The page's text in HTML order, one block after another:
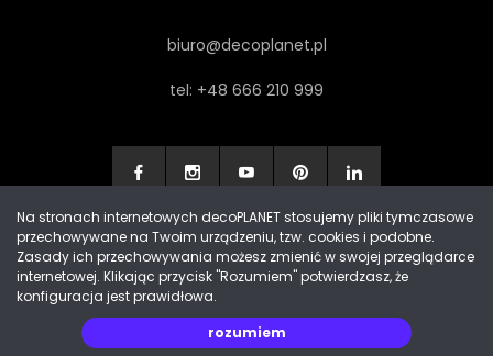
biuro@decoplanet.pl
tel: +48 666 210 999
Made with by Progres Media & decoPLANET
Na stronach internetowych decoPLANET stosujemy pliki tymczasowe
przechowywane na Twoim urządzeniu, tzw. cookies i podobne.
Zasady ich przechowywania możesz zmienić w swojej przeglądarce
internetowej. Klikając przycisk "Rozumiem" potwierdzasz, że
konfiguracja jest prawidłowa.
rozumiem